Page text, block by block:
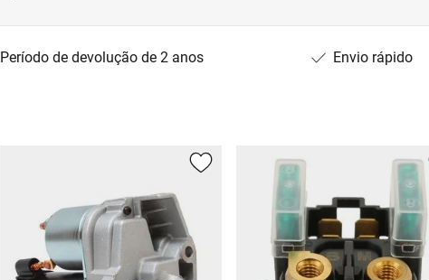
Período de devolução de 2 anos Envio rápido